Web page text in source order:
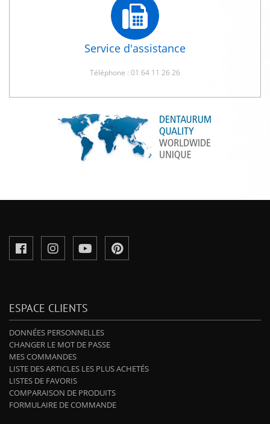
Service d'assistance
Téléphone : 01 64 11 26 26
ESPACE CLIENTS
DONNÉES PERSONNELLES
CHANGER LE MOT DE PASSE
MES COMMANDES
LISTE DES ARTICLES LES PLUS ACHETÉS
LISTES DE FAVORIS
COMPARAISON DE PRODUITS
FORMULAIRE DE COMMANDE